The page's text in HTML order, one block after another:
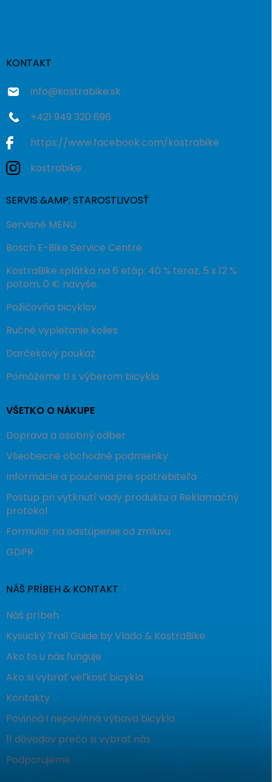
KONTAKT
info@kostrabike.sk
+421 949 320 696
https://www.facebook.com/kostrabike
kostrabike
SERVIS &AMP; STAROSTLIVOSŤ
Servisné MENU
Bosch E-Bike Service Centre
KostraBike splátka na 6 etáp: 40 % teraz, 5 x 12 %
potom, 0 € navyše.
Požičovňa bicyklov
Ručné vypletanie kolies
Darčekový poukaz
Pomôžeme ti s výberom bicykla
VŠETKO O NÁKUPE
Doprava a osobný odber
Všeobecné obchodné podmienky
Informácie a poučenia pre spotrebiteľa
Postup pri vytknutí vady produktu a Reklamačný
protokol
Formulár na odstúpenie od zmluvu
GDPR
NÁŠ PRÍBEH & KONTAKT
Náš príbeh
Kysucký Trail Guide by Vlado & KostraBike
Ako to u nás funguje
Ako si vybrať veľkosť bicykla
Kontakty
Povinná i nepovinná výbava bicykla
11 dôvodov prečo si vybrať nás
Podporujeme